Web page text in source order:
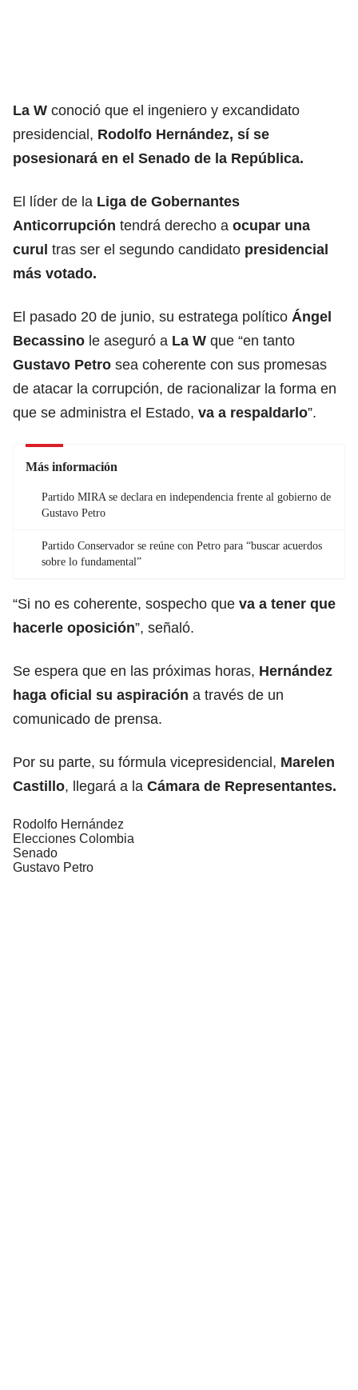
La W conoció que el ingeniero y excandidato
presidencial, Rodolfo Hernández, sí se
posesionará en el Senado de la República.
El líder de la Liga de Gobernantes
Anticorrupción tendrá derecho a ocupar una
curul tras ser el segundo candidato presidencial
más votado.
El pasado 20 de junio, su estratega político Ángel
Becassino le aseguró a La W que “en tanto
Gustavo Petro sea coherente con sus promesas
de atacar la corrupción, de racionalizar la forma en
que se administra el Estado, va a respaldarlo”.
Más información
Partido MIRA se declara en independencia frente al gobierno de
Gustavo Petro
Partido Conservador se reúne con Petro para “buscar acuerdos
sobre lo fundamental”
“Si no es coherente, sospecho que va a tener que
hacerle oposición”, señaló.
Se espera que en las próximas horas, Hernández
haga oficial su aspiración a través de un
comunicado de prensa.
Por su parte, su fórmula vicepresidencial, Marelen
Castillo, llegará a la Cámara de Representantes.
Rodolfo Hernández
Elecciones Colombia
Senado
Gustavo Petro